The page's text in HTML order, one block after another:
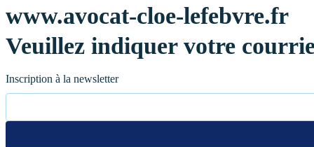
www.avocat-cloe-lefebvre.fr
Veuillez indiquer votre
Inscription à la newsletter